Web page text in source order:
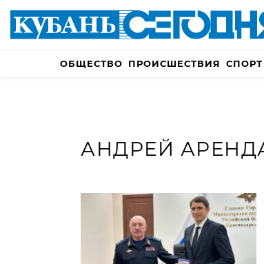
ОБЩЕСТВО ПРОИСШЕСТВИЯ СПОРТ
АНДРЕЙ